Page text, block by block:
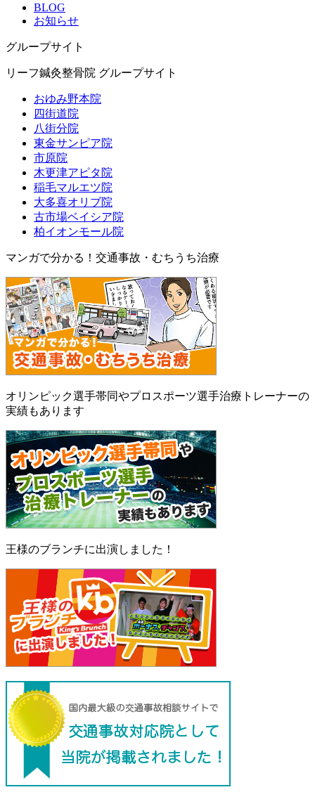
BLOG
お知らせ
グループサイト
リーフ鍼灸整骨院 グループサイト
おゆみ野本院
四街道院
八街分院
東金サンピア院
市原院
木更津アピタ院
稲毛マルエツ院
大多喜オリブ院
古市場ベイシア院
柏イオンモール院
マンガで分かる！交通事故・むちうち治療
オリンピック選手帯同やプロスポーツ選手治療トレーナーの
実績もあります
王様のブランチに出演しました！